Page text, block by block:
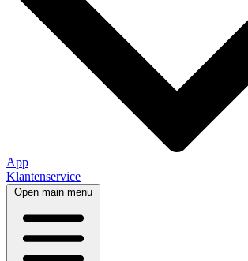
App
Klantenservice
Open main menu